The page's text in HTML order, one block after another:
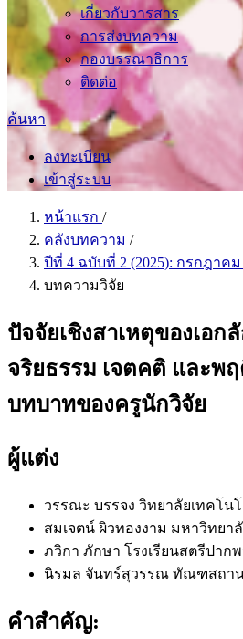
เกี่ยวกับวารสาร
การส่งบทความ
กองบรรณาธิการ
ติดต่อ
ค้นหา
ลงทะเบียน
เข้าสู่ระบบ
หน้าแรก /
คลังบทความ /
ปีที่ 4 ฉบับที่ 2 (2025): กรกฎาค
บทความวิจัย
ปัจจัยเชิงสาเหตุของเอก
จริยธรรม เจตคติ และพ
บทบาทของครูนักวิจัย
ผู้แต่ง
วรรณะ บรรจง วิทยาลัยเทคโน
สมเจตน์ ผิวทองงาม มหาวิทยา
ภวิกา ภักษา โรงเรียนสตรีปาก
นิรมล จันทร์สุวรรณ ทัณฑสถา
คำสำคัญ: